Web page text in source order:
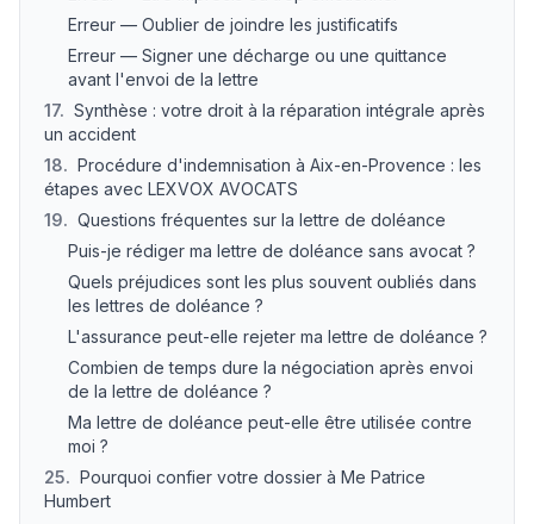
Erreur — Oublier de joindre les justificatifs
Erreur — Signer une décharge ou une quittance
avant l'envoi de la lettre
17. Synthèse : votre droit à la réparation intégrale après
un accident
18. Procédure d'indemnisation à Aix-en-Provence : les
étapes avec LEXVOX AVOCATS
19. Questions fréquentes sur la lettre de doléance
Puis-je rédiger ma lettre de doléance sans avocat ?
Quels préjudices sont les plus souvent oubliés dans
les lettres de doléance ?
L'assurance peut-elle rejeter ma lettre de doléance ?
Combien de temps dure la négociation après envoi
de la lettre de doléance ?
Ma lettre de doléance peut-elle être utilisée contre
moi ?
25. Pourquoi confier votre dossier à Me Patrice
Humbert